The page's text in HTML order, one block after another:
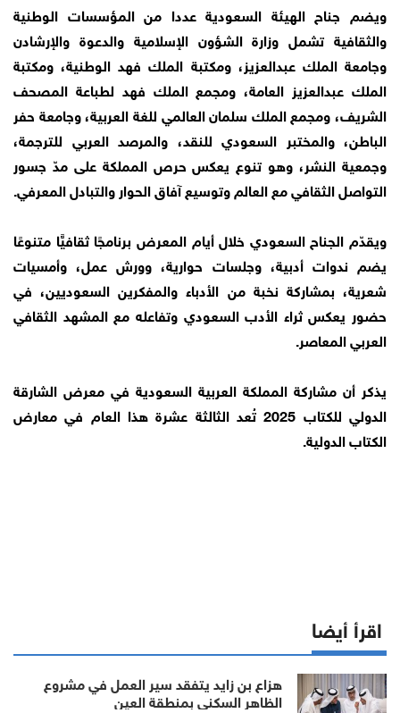
ويضم جناح الهيئة السعودية عددا من المؤسسات الوطنية
والثقافية تشمل وزارة الشؤون الإسلامية والدعوة والإرشادن
وجامعة الملك عبدالعزيز، ومكتبة الملك فهد الوطنية، ومكتبة
الملك عبدالعزيز العامة، ومجمع الملك فهد لطباعة المصحف
الشريف، ومجمع الملك سلمان العالمي للغة العربية، وجامعة حفر
الباطن، والمختبر السعودي للنقد، والمرصد العربي للترجمة،
وجمعية النشر، وهو تنوع يعكس حرص المملكة على مدّ جسور
التواصل الثقافي مع العالم وتوسيع آفاق الحوار والتبادل المعرفي.
ويقدّم الجناح السعودي خلال أيام المعرض برنامجًا ثقافيًّا متنوعًا
يضم ندوات أدبية، وجلسات حوارية، وورش عمل، وأمسيات
شعرية، بمشاركة نخبة من الأدباء والمفكرين السعوديين، في
حضور يعكس ثراء الأدب السعودي وتفاعله مع المشهد الثقافي
العربي المعاصر.
يذكر أن مشاركة المملكة العربية السعودية في معرض الشارقة
الدولي للكتاب 2025 تُعد الثالثة عشرة هذا العام في معارض
الكتاب الدولية.
اقرأ أيضا
هزاع بن زايد يتفقد سير العمل في مشروع
الظاهر السكني بمنطقة العين